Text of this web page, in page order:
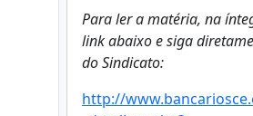
Para ler a matéria, na
link abaixo e siga
do Sindicato:
http://